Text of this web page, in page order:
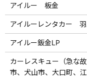
アイルー 板金
アイルーレンタカー
アイルー鈑金LP
カーレスキュー（急な
市、犬山市、大口町、